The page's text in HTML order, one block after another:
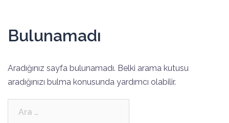
Bulunamadı
Aradığınız sayfa bulunamadı. Belki arama kutusu
aradığınızı bulma konusunda yardımcı olabilir.